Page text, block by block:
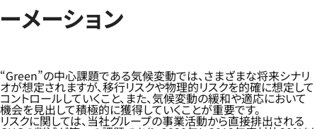
ーメーション
“Green”の中心課題である気候変動では、さまざまな将来シナリ
オが想定されますが、移行リスクや物理的リスクを的確に想定して
コントロールしていくこと、また、気候変動の緩和や適応において
機会を見出して積極的に獲得していくことが重要です。
リスクに関しては、当社グループの事業活動から直接排出される